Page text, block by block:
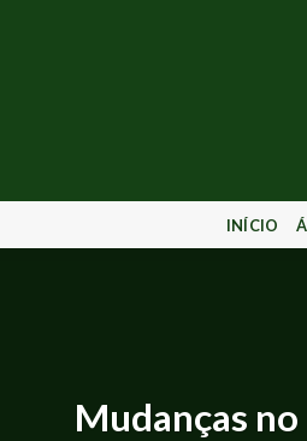
INÍCIO
Mudanças